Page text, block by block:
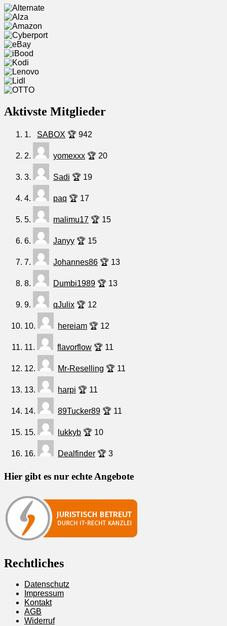
Aktivste Mitglieder
1. SABOX 🏆 942
2. yomexxx 🏆 20
3. Sadi 🏆 19
4. paq 🏆 17
5. malimu17 🏆 15
6. Janyy 🏆 15
7. Johannes86 🏆 13
8. Dumbi1989 🏆 13
9. qJulix 🏆 12
10. hereiam 🏆 12
11. flavorflow 🏆 11
12. Mr-Reselling 🏆 11
13. harpi 🏆 11
14. 89Tucker89 🏆 11
15. lukkyb 🏆 10
16. Dealfinder 🏆 3
Hier gibt es nur echte Angebote
Rechtliches
Datenschutz
Impressum
Kontakt
AGB
Widerruf